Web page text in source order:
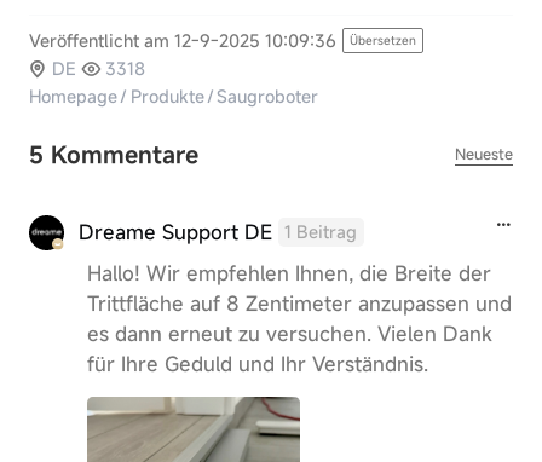
Veröffentlicht am 12-9-2025 10:09:36 Übersetzen
DE
3318
Homepage/ Produkte/ Saugroboter
5 Kommentare Neueste
Dreame Support DE 1 Beitrag
Hallo! Wir empfehlen Ihnen, die Breite der
Trittfläche auf 8 Zentimeter anzupassen und
es dann erneut zu versuchen. Vielen Dank
für Ihre Geduld und Ihr Verständnis.